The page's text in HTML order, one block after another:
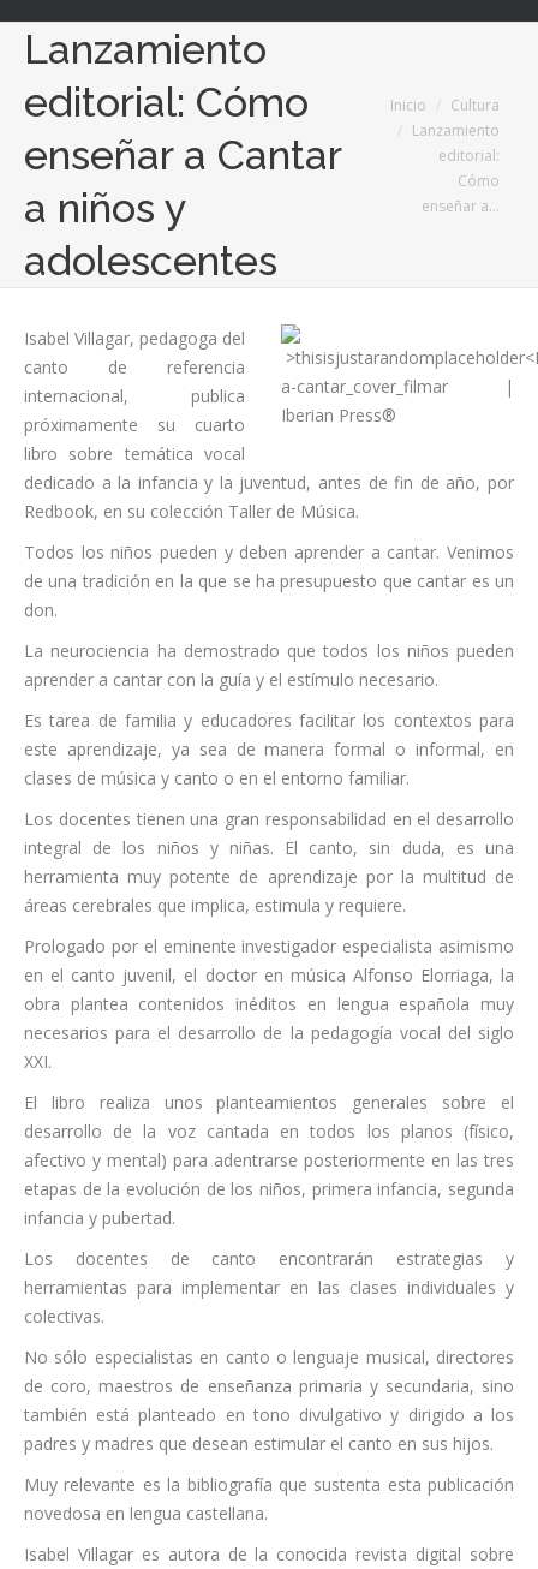
Lanzamiento
editorial: Cómo
enseñar a Cantar
a niños y
adolescentes
Estás aquí:
Inicio
Cultura
Lanzamiento
editorial:
Cómo
enseñar a…
Isabel Villagar, pedagoga del
canto de referencia
internacional, publica
próximamente su cuarto
libro sobre temática vocal
dedicado a la infancia y la juventud, antes de fin de año, por
Redbook, en su colección Taller de Música.
Todos los niños pueden y deben aprender a cantar. Venimos
de una tradición en la que se ha presupuesto que cantar es un
don.
La neurociencia ha demostrado que todos los niños pueden
aprender a cantar con la guía y el estímulo necesario.
Es tarea de familia y educadores facilitar los contextos para
este aprendizaje, ya sea de manera formal o informal, en
clases de música y canto o en el entorno familiar.
Los docentes tienen una gran responsabilidad en el desarrollo
integral de los niños y niñas. El canto, sin duda, es una
herramienta muy potente de aprendizaje por la multitud de
áreas cerebrales que implica, estimula y requiere.
Prologado por el eminente investigador especialista asimismo
en el canto juvenil, el doctor en música Alfonso Elorriaga, la
obra plantea contenidos inéditos en lengua española muy
necesarios para el desarrollo de la pedagogía vocal del siglo
XXI.
El libro realiza unos planteamientos generales sobre el
desarrollo de la voz cantada en todos los planos (físico,
afectivo y mental) para adentrarse posteriormente en las tres
etapas de la evolución de los niños, primera infancia, segunda
infancia y pubertad.
Los docentes de canto encontrarán estrategias y
herramientas para implementar en las clases individuales y
colectivas.
No sólo especialistas en canto o lenguaje musical, directores
de coro, maestros de enseñanza primaria y secundaria, sino
también está planteado en tono divulgativo y dirigido a los
padres y madres que desean estimular el canto en sus hijos.
Muy relevante es la bibliografía que sustenta esta publicación
novedosa en lengua castellana.
Isabel Villagar es autora de la conocida revista digital sobre